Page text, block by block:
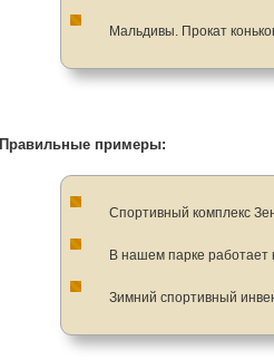
Мальдивы. Прокат
Правильные примеры:
Спортивный комплекс
В нашем парке работает
Зимний спортивный